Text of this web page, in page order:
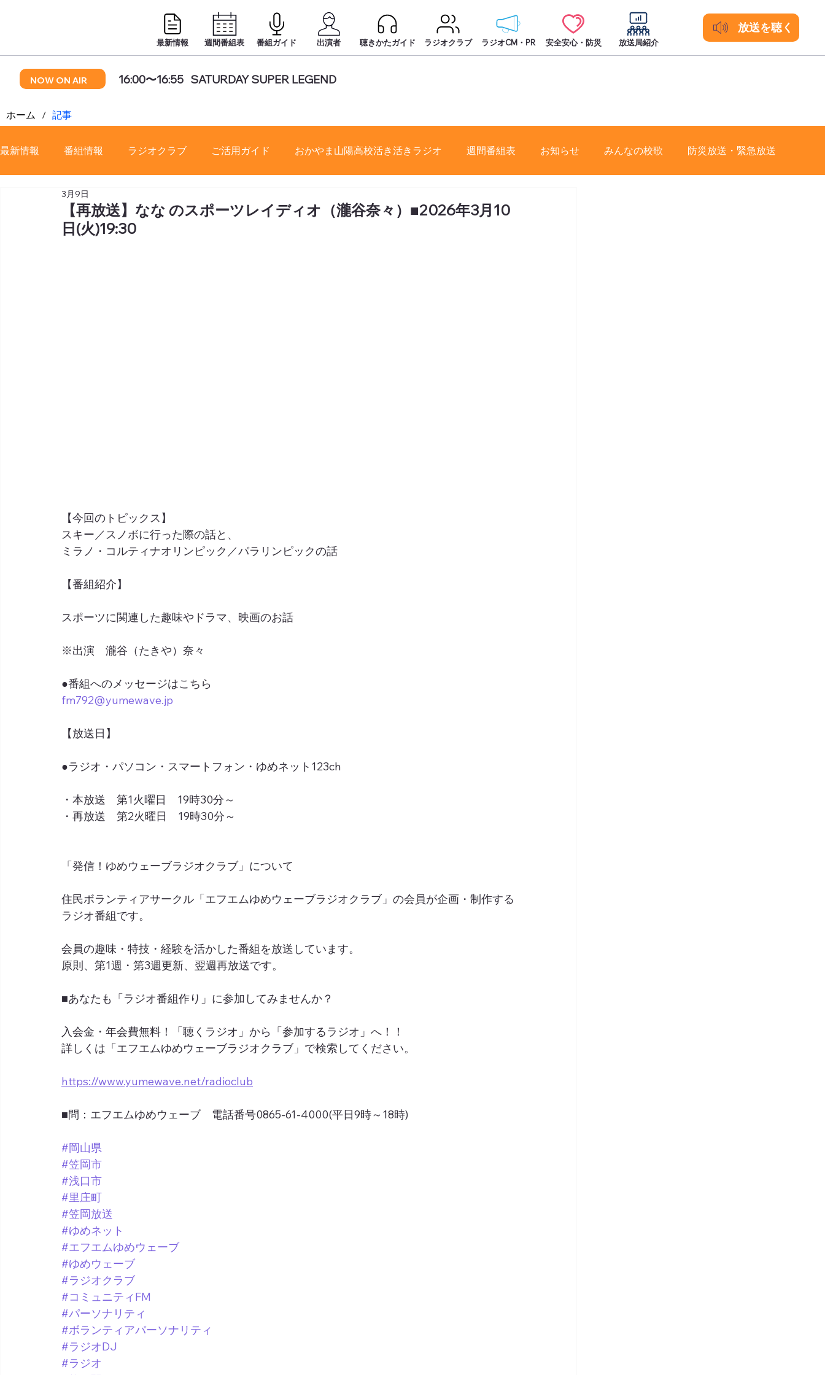
ホーム / 記事
NOW ON AIR 16:00〜16:55 SATURDAY SUPER LEGEND
最新情報 週間番組表 番組ガイド 出演者 聴きかたガイド ラジオクラブ ラジオCM・PR 安全安心・防災 放送局紹介
放送を聴く
最新情報 番組情報 ラジオクラブ ご活用ガイド おかやま山陽高校活き活きラジオ 週間番組表 お知らせ みんなの校歌 防災放送・緊急放送
番組審議会
【再放送】なな のスポーツレイディオ（瀧谷奈々）■2026年3月10
日(火)19:30
3月9日
【今回のトピックス】
スキー／スノボに行った際の話と、
ミラノ・コルティナオリンピック／パラリンピックの話
【番組紹介】
スポーツに関連した趣味やドラマ、映画のお話
※出演　瀧谷（たきや）奈々
●番組へのメッセージはこちら
fm792@yumewave.jp
【放送日】
●ラジオ・パソコン・スマートフォン・ゆめネット123ch
・本放送　第1火曜日　19時30分～
・再放送　第2火曜日　19時30分～
「発信！ゆめウェーブラジオクラブ」について
住民ボランティアサークル「エフエムゆめウェーブラジオクラブ」の会員が企画・制作する
ラジオ番組です。
会員の趣味・特技・経験を活かした番組を放送しています。
原則、第1週・第3週更新、翌週再放送です。
■あなたも「ラジオ番組作り」に参加してみませんか？
入会金・年会費無料！「聴くラジオ」から「参加するラジオ」へ！！
詳しくは「エフエムゆめウェーブラジオクラブ」で検索してください。
https://www.yumewave.net/radioclub
■問：エフエムゆめウェーブ　電話番号0865-61-4000(平日9時～18時)
#岡山県
#笠岡市
#浅口市
#里庄町
#笠岡放送
#ゆめネット
#エフエムゆめウェーブ
#ゆめウェーブ
#ラジオクラブ
#コミュニティFM
#パーソナリティ
#ボランティアパーソナリティ
#ラジオDJ
#ラジオ